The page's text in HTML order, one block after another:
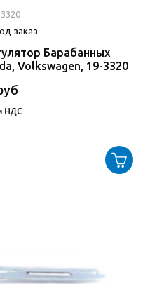
заказ
Барабанных
Volkswagen, 19-3320
НДС